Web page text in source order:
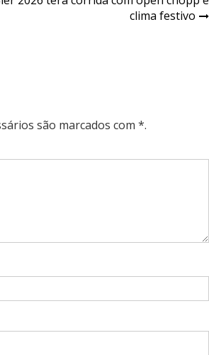
clima festivo
são marcados com *.